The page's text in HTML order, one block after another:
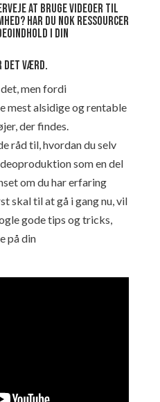
at bruge videoer til
Har du nok ressourcer
i din
det værd.
men fordi
mest alsidige og rentable
der findes.
råd til, hvordan du selv
som en del
om du har erfaring
skal til at gå i gang nu, vil
gode tips og tricks,
på din